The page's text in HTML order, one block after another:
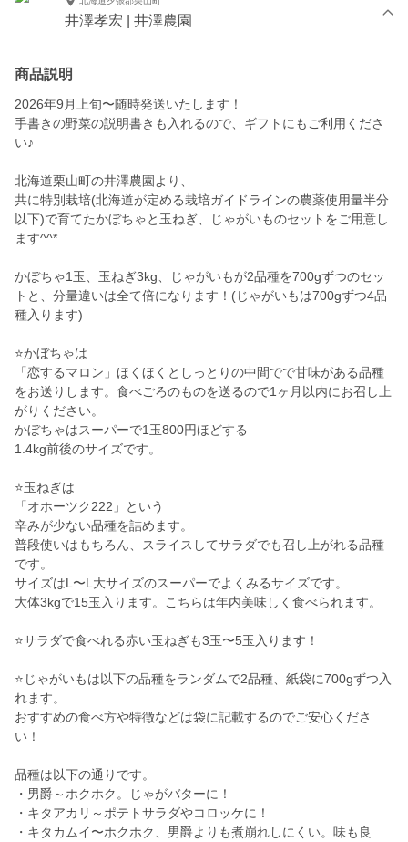
井澤孝宏 | 井澤農園
商品説明
2026年9月上旬〜随時発送いたします！
手書きの野菜の説明書きも入れるので、ギフトにもご利用くださ
い♪
北海道栗山町の井澤農園より、
共に特別栽培(北海道が定める栽培ガイドラインの農薬使用量半分
以下)で育てたかぼちゃと玉ねぎ、じゃがいものセットをご用意し
ます^^*
かぼちゃ1玉、玉ねぎ3kg、じゃがいもが2品種を700gずつのセッ
トと、分量違いは全て倍になります！(じゃがいもは700gずつ4品
種入ります)
⭐️かぼちゃは
「恋するマロン」ほくほくとしっとりの中間でで甘味がある品種
をお送りします。食べごろのものを送るので1ヶ月以内にお召し上
がりください。
かぼちゃはスーパーで1玉800円ほどする
1.4kg前後のサイズです。
⭐️玉ねぎは
「オホーツク222」という
辛みが少ない品種を詰めます。
普段使いはもちろん、スライスしてサラダでも召し上がれる品種
です。
サイズはL〜L大サイズのスーパーでよくみるサイズです。
大体3kgで15玉入ります。こちらは年内美味しく食べられます。
⭐️サラダで食べれる赤い玉ねぎも3玉〜5玉入ります！
⭐️じゃがいもは以下の品種をランダムで2品種、紙袋に700gずつ入
れます。
おすすめの食べ方や特徴などは袋に記載するのでご安心くださ
い！
品種は以下の通りです。
・男爵～ホクホク。じゃがバターに！
・キタアカリ～ポテトサラダやコロッケに！
・キタカムイ〜ホクホク、男爵よりも煮崩れしにくい。味も良